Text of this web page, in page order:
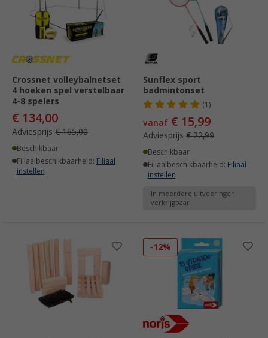
Crossnet volleybalnetset
4 hoeken spel verstelbaar
4-8 spelers
€ 134,00
Adviesprijs € 165,00
Beschikbaar
Filiaalbeschikbaarheid: Filiaal
instellen
Sunflex sport
badmintonset
(1)
vanaf € 15,99
Adviesprijs € 22,99
Beschikbaar
Filiaalbeschikbaarheid: Filiaal
instellen
In meerdere uitvoeringen
verkrijgbaar
-12%